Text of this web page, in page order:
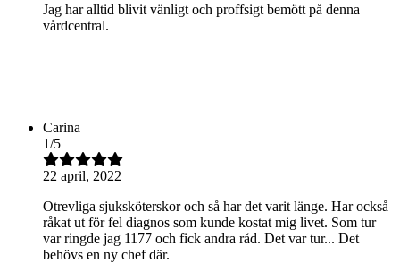
Jag har alltid blivit vänligt och proffsigt bemött på denna
vårdcentral.
Carina
1/5
22 april, 2022
Otrevliga sjuksköterskor och så har det varit länge. Har också
råkat ut för fel diagnos som kunde kostat mig livet. Som tur
var ringde jag 1177 och fick andra råd. Det var tur... Det
behövs en ny chef där.